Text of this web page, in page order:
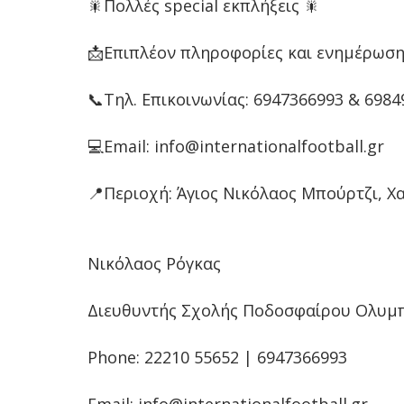
🎇Πολλές special εκπλήξεις 🎇
📩Επιπλέον πληροφορίες και ενημέρωση
📞Τηλ. Επικοινωνίας: 6947366993 &
💻Email: info@internationalfootball.gr
📍Περιοχή: Άγιος Νικόλαος Μπούρτζι,
Νικόλαος Ρόγκας
Διευθυντής Σχολής Ποδοσφαίρου
Phone: 22210 55652 | 6947366993